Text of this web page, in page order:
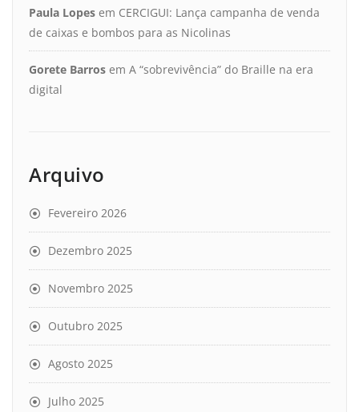
Paula Lopes em CERCIGUI: Lança campanha de venda
de caixas e bombos para as Nicolinas
Gorete Barros em A “sobrevivência” do Braille na era
digital
Arquivo
Fevereiro 2026
Dezembro 2025
Novembro 2025
Outubro 2025
Agosto 2025
Julho 2025